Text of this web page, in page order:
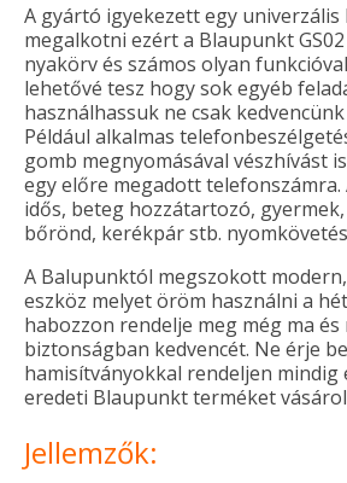
A gyártó igyekezett egy univerzális
megalkotni ezért a Blaupunkt
nyakörv és számos olyan
lehetővé tesz hogy sok egyéb
használhassuk ne csak
Például alkalmas
gomb megnyomásával vészhívást
egy előre megadott telefonszámra.
idős, beteg hozzátartozó,
bőrönd, kerékpár stb.
A Balupunktól megszokott
eszköz melyet öröm használni a
habozzon rendelje meg még ma
biztonságban kedvencét. Ne érje
hamisítványokkal rendeljen mindig
eredeti Blaupunkt terméket
Jellemzők: